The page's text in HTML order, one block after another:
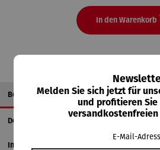
In den Warenkorb
Beschreibung
Details
Informationen zum Hersteller
Melden Sie sich jetzt für
und profitieren Sie
E-Mail-